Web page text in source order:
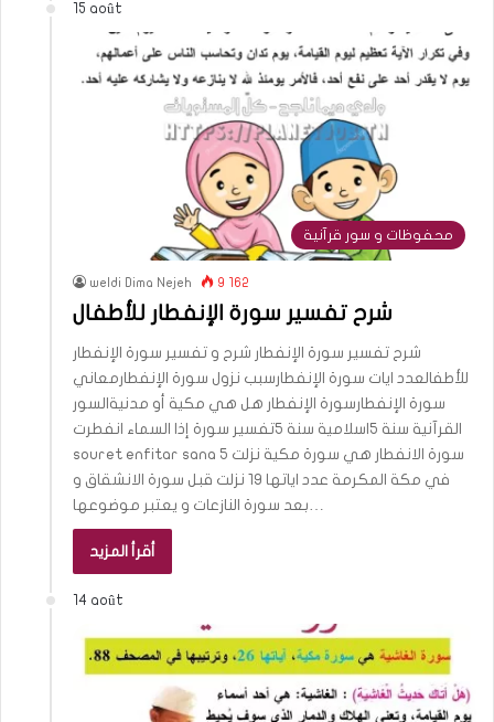
15 août
محفوظات و سور قرآنية
weldi Dima Nejeh 9 162
شرح تفسير سورة الإنفطار للأطفال
شرح تفسير سورة الإنفطار شرح و تفسير سورة الإنفطار
للأطفالعدد ايات سورة الإنفطارسبب نزول سورة الإنفطارمعاني
سورة الإنفطارسورة الإنفطار هل هي مكية أو مدنيةالسور
القرآنية سنة 5اسلامية سنة 5تفسير سورة إذا السماء انفطرت
souret enfitar sana 5 سورة الانفطار هي سورة مكية نزلت
في مكة المكرمة عدد اياتها 19 نزلت قبل سورة الانشقاق و
أقرأ المزيد
14 août